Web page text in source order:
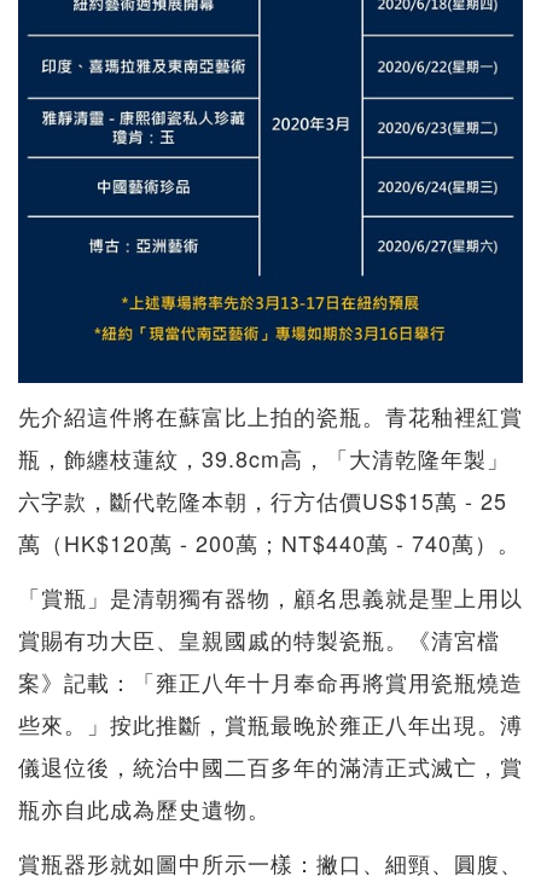
先介紹這件將在蘇富比上拍的瓷瓶。青花釉裡紅賞
瓶，飾纏枝蓮紋，39.8cm高，「大清乾隆年製」
六字款，斷代乾隆本朝，行方估價US$15萬 - 25
萬（HK$120萬 - 200萬；NT$440萬 - 740萬）。
「賞瓶」是清朝獨有器物，顧名思義就是聖上用以
賞賜有功大臣、皇親國戚的特製瓷瓶。《清宮檔
案》記載：「雍正八年十月奉命再將賞用瓷瓶燒造
些來。」按此推斷，賞瓶最晚於雍正八年出現。溥
儀退位後，統治中國二百多年的滿清正式滅亡，賞
瓶亦自此成為歷史遺物。
賞瓶器形就如圖中所示一樣：撇口、細頸、圓腹、